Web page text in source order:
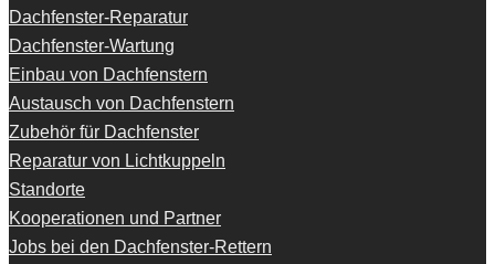
Dachfenster-Reparatur
Dachfenster-Wartung
Einbau von Dachfenstern
Austausch von Dachfenstern
Zubehör für Dachfenster
Reparatur von Lichtkuppeln
Standorte
Kooperationen und Partner
Jobs bei den Dachfenster-Rettern